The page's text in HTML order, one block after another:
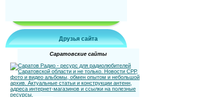
Друзья сайта
Саратовские сайты